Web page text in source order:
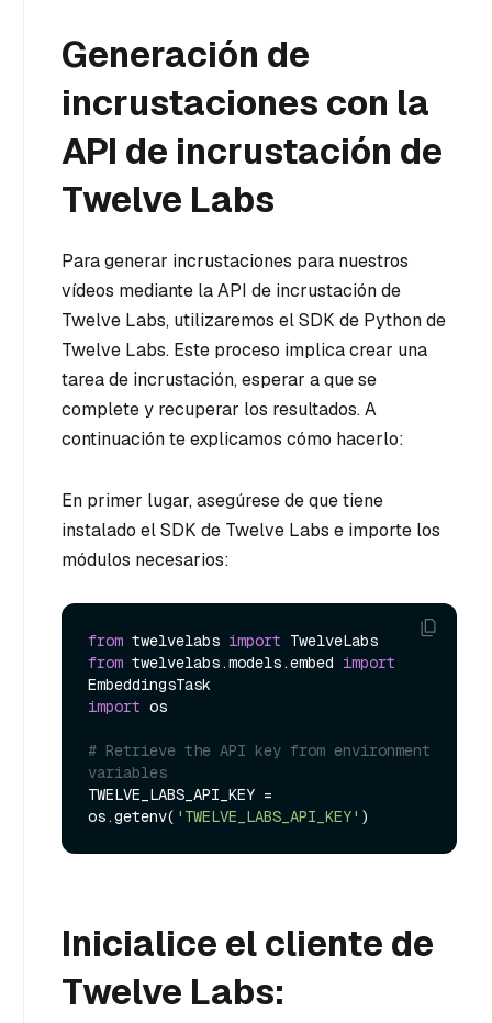
Generación de
incrustaciones con la
API de incrustación de
Twelve Labs
Para generar incrustaciones para nuestros
vídeos mediante la API de incrustación de
Twelve Labs, utilizaremos el SDK de Python de
Twelve Labs. Este proceso implica crear una
tarea de incrustación, esperar a que se
complete y recuperar los resultados. A
continuación te explicamos cómo hacerlo:
En primer lugar, asegúrese de que tiene
instalado el SDK de Twelve Labs e importe los
módulos necesarios:
from twelvelabs import
from twelvelabs.models.embed import
import os
# Retrieve the API key from environment
variables
TWELVE_LABS_API_KEY =
os.getenv( 'TWELVE_LABS_API_KEY'
Inicialice el cliente de
Twelve Labs: